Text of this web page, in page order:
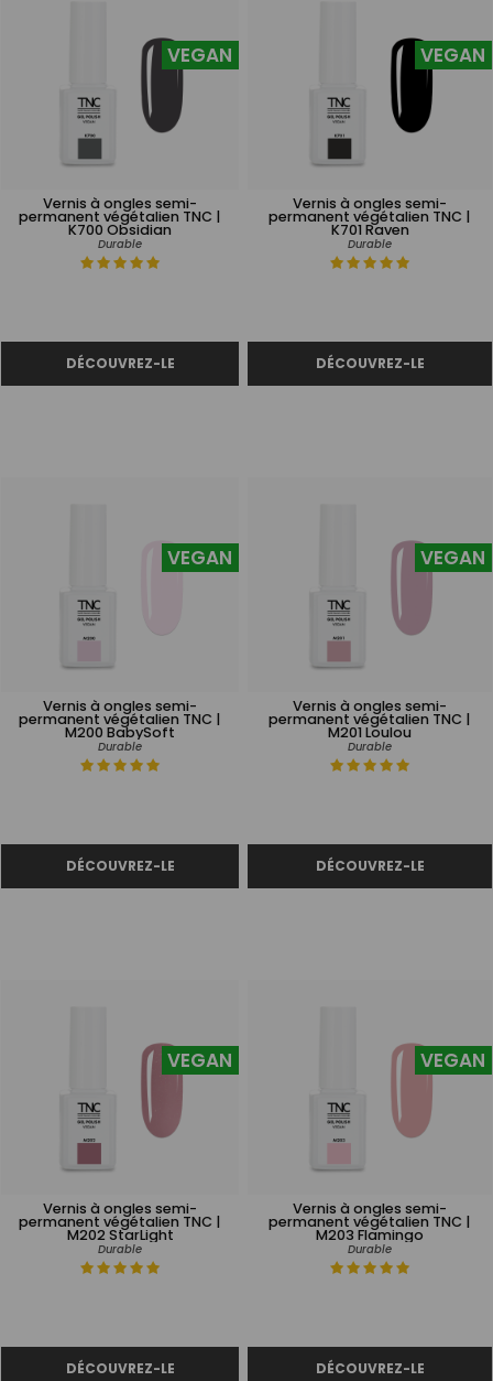
Vernis à ongles semi-
permanent végétalien TNC |
K700 Obsidian
Durable
VEGAN
Vernis à ongles semi-
permanent végétalien TNC |
K701 Raven
Durable
VEGAN
Vernis à ongles semi-
permanent végétalien TNC |
M200 BabySoft
Durable
VEGAN
Vernis à ongles semi-
permanent végétalien TNC |
M201 Loulou
Durable
VEGAN
Vernis à ongles semi-
permanent végétalien TNC |
M202 StarLight
Durable
VEGAN
Vernis à ongles semi-
permanent végétalien TNC |
M203 Flamingo
Durable
VEGAN